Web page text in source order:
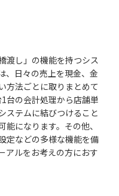
渡し」の機能を持つシス
、日々の売上を現金、金
方法ごとに取りまとめて
台の会計処理から店舗単
ステムに結びつけること
になります。その他、
定などの多様な機能を備
アルをお考えの方におす